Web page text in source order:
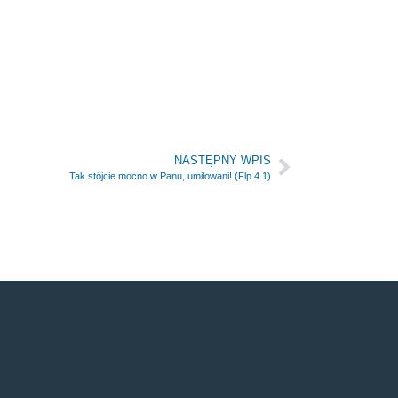
NASTĘPNY WPIS
Tak stójcie mocno w Panu, umiłowani! (Flp.4.1)